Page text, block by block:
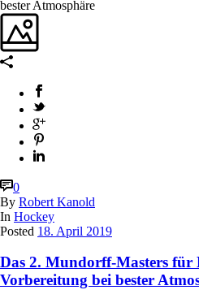
0
By Robert Kanold
In Hockey
Posted 18. April 2019
Das 2. Mundorff-Masters für
Vorbereitung bei bester